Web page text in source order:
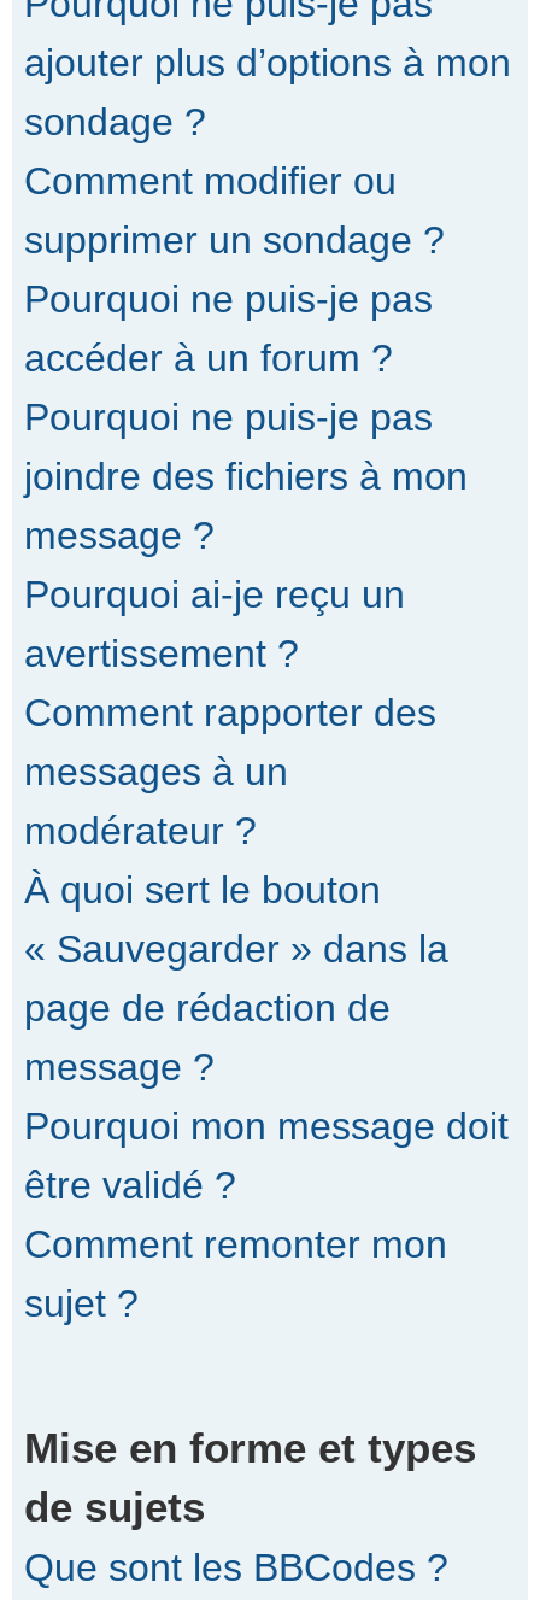
ajouter plus d’options à mon
sondage ?
Comment modifier ou
supprimer un sondage ?
Pourquoi ne puis-je pas
accéder à un forum ?
Pourquoi ne puis-je pas
joindre des fichiers à mon
message ?
Pourquoi ai-je reçu un
avertissement ?
Comment rapporter des
messages à un
modérateur ?
À quoi sert le bouton
« Sauvegarder » dans la
page de rédaction de
message ?
Pourquoi mon message doit
être validé ?
Comment remonter mon
sujet ?
Mise en forme et types
de sujets
Que sont les BBCodes ?